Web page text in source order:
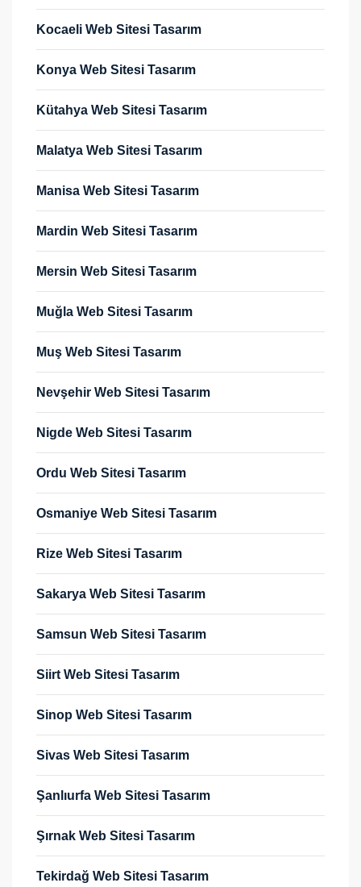
Kocaeli Web Sitesi Tasarım
Konya Web Sitesi Tasarım
Kütahya Web Sitesi Tasarım
Malatya Web Sitesi Tasarım
Manisa Web Sitesi Tasarım
Mardin Web Sitesi Tasarım
Mersin Web Sitesi Tasarım
Muğla Web Sitesi Tasarım
Muş Web Sitesi Tasarım
Nevşehir Web Sitesi Tasarım
Nigde Web Sitesi Tasarım
Ordu Web Sitesi Tasarım
Osmaniye Web Sitesi Tasarım
Rize Web Sitesi Tasarım
Sakarya Web Sitesi Tasarım
Samsun Web Sitesi Tasarım
Siirt Web Sitesi Tasarım
Sinop Web Sitesi Tasarım
Sivas Web Sitesi Tasarım
Şanlıurfa Web Sitesi Tasarım
Şırnak Web Sitesi Tasarım
Tekirdağ Web Sitesi Tasarım